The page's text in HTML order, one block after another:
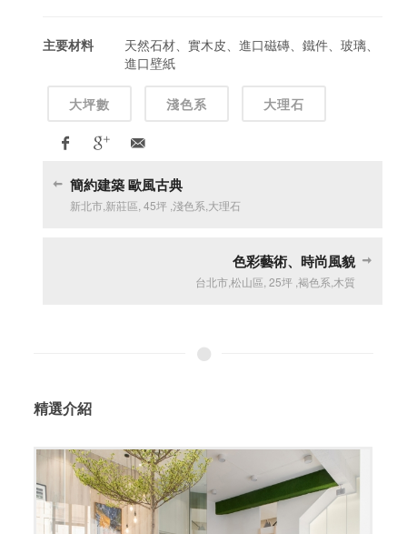
主要材料
天然石材、實木皮、進口磁磚、鐵件、玻璃、
進口壁紙
大坪數 淺色系 大理石
簡約建築 歐風古典
新北市 新莊區 ,45坪 ,淺色系 大理石
色彩藝術、時尚風貌
台北市,松山區 25坪, 褐色系 木質
精選介紹